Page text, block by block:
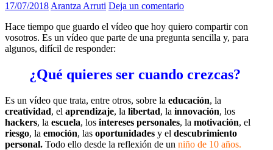
17/07/2018 Arantza Arruti Deja un comentario
Hace tiempo que guardo el vídeo que hoy quiero compartir con
vosotros. Es un vídeo que parte de una pregunta sencilla y, para
algunos, difícil de responder:
¿Qué quieres ser cuando crezcas?
Es un vídeo que trata, entre otros, sobre la educación, la
creatividad, el aprendizaje, la libertad, la innovación, los
hackers, la escuela, los intereses personales, la motivación, el
riesgo, la emoción, las oportunidades y el descubrimiento
personal. Todo ello desde la reflexión de un niño de 10 años.